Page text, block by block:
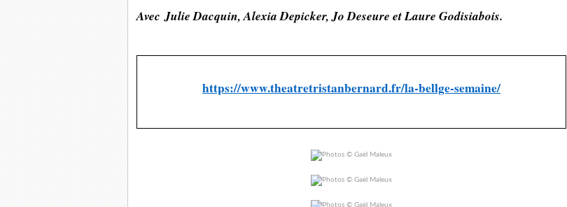
AvecJulie Dacquin, Alexia Depicker, Jo Deseure et Laure Godisiabois.
https://www.theatretristanbernard.fr/la-bellge-semaine/